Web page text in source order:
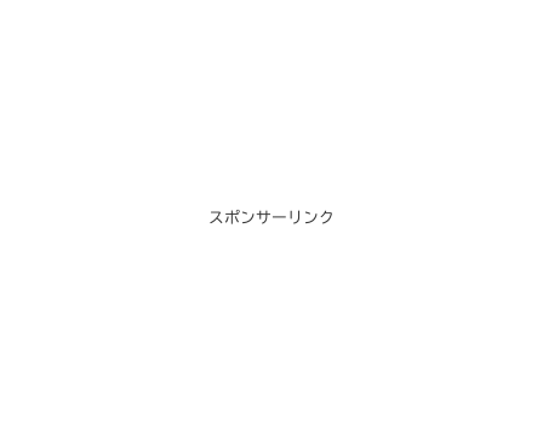
スポンサーリンク